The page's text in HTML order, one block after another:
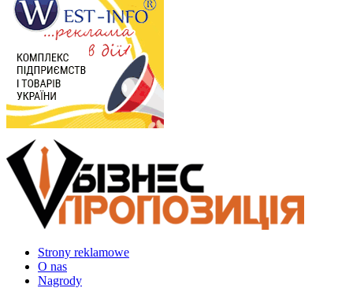
Strony reklamowe
O nas
Nagrody